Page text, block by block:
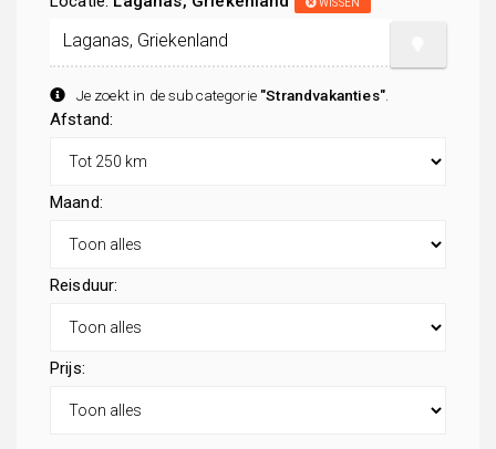
Je zoekt in de subcategorie "Strandvakanties".
Afstand:
Maand:
Reisduur:
Prijs: